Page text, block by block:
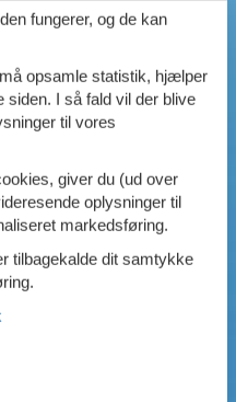
fungerer, og de kan
opsamle statistik, hjælper
siden. I så fald vil der blive
til vores
giver du (ud over
oplysninger til
markedsføring.
tilbagekalde dit samtykke